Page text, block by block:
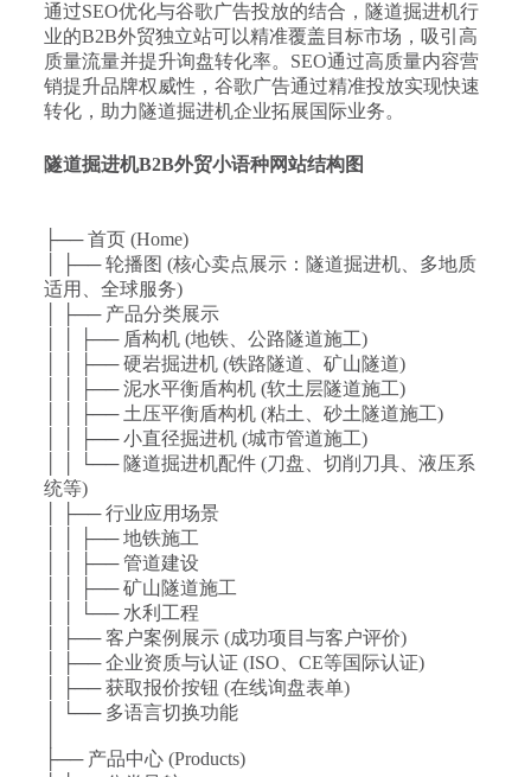
通过SEO优化与谷歌广告投放的结合，隧道掘进机行
业的B2B外贸独立站可以精准覆盖目标市场，吸引高
质量流量并提升询盘转化率。SEO通过高质量内容营
销提升品牌权威性，谷歌广告通过精准投放实现快速
转化，助力隧道掘进机企业拓展国际业务。
隧道掘进机B2B外贸小语种网站结构图
├── 首页 (Home)
│ ├── 轮播图 (核心卖点展示：隧道掘进机、多地质
适用、全球服务)
│ ├── 产品分类展示
│ │ ├── 盾构机 (地铁、公路隧道施工)
│ │ ├── 硬岩掘进机 (铁路隧道、矿山隧道)
│ │ ├── 泥水平衡盾构机 (软土层隧道施工)
│ │ ├── 土压平衡盾构机 (粘土、砂土隧道施工)
│ │ ├── 小直径掘进机 (城市管道施工)
│ │ └── 隧道掘进机配件 (刀盘、切削刀具、液压系
统等)
│ ├── 行业应用场景
│ │ ├── 地铁施工
│ │ ├── 管道建设
│ │ ├── 矿山隧道施工
│ │ └── 水利工程
│ ├── 客户案例展示 (成功项目与客户评价)
│ ├── 企业资质与认证 (ISO、CE等国际认证)
│ ├── 获取报价按钮 (在线询盘表单)
│ └── 多语言切换功能
├── 产品中心 (Products)